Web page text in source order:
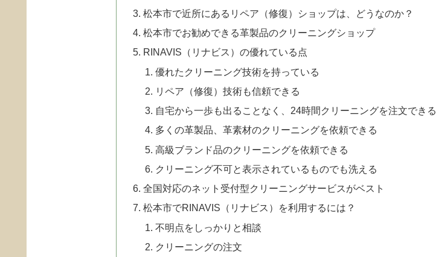
松本市で近所にあるリペア（修復）ショップは、どうなのか？
松本市でお勧めできる革製品のクリーニングショップ
RINAVIS（リナビス）の優れている点
優れたクリーニング技術を持っている
リペア（修復）技術も信頼できる
自宅から一歩も出ることなく、24時間クリーニングを注文できる
多くの革製品、革素材のクリーニングを依頼できる
高級ブランド品のクリーニングを依頼できる
クリーニング不可と表示されているものでも洗える
全国対応のネット受付型クリーニングサービスがベスト
松本市でRINAVIS（リナビス）を利用するには？
不明点をしっかりと相談
クリーニングの注文